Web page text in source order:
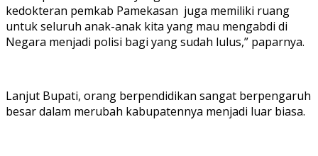
kedokteran pemkab Pamekasan juga memiliki ruang
untuk seluruh anak-anak kita yang mau mengabdi di
Negara menjadi polisi bagi yang sudah lulus,” paparnya.
Lanjut Bupati, orang berpendidikan sangat berpengaruh
besar dalam merubah kabupatennya menjadi luar biasa.